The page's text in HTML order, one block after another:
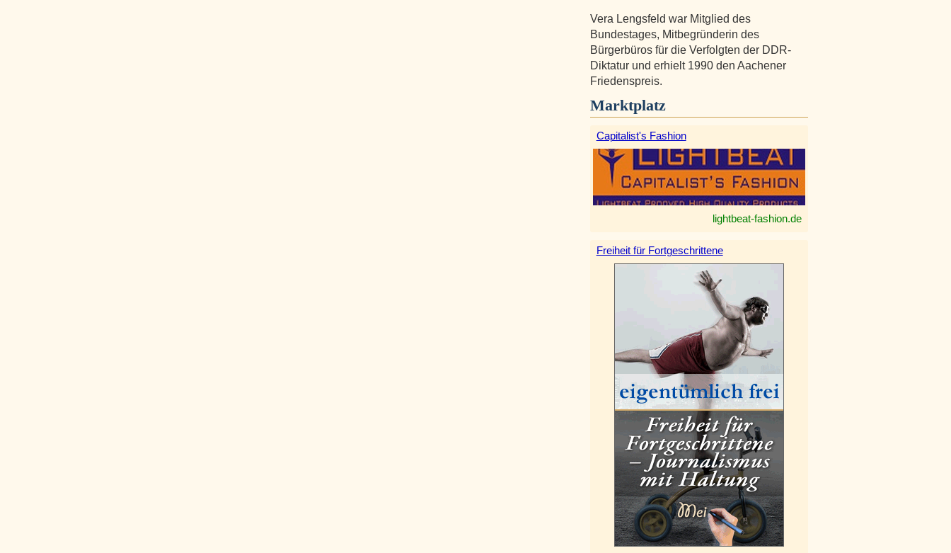
Vera Lengsfeld war Mitglied des
Bundestages, Mitbegründerin des
Bürgerbüros für die Verfolgten der DDR-
Diktatur und erhielt 1990 den Aachener
Friedenspreis.
Marktplatz
Capitalist's Fashion
lightbeat-fashion.de
Freiheit für Fortgeschrittene